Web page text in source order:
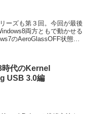
ーズも第３回。今回が最後
両方ともで動かせる
のAeroGlassOFF状態で
代のKernel
USB 3.0編